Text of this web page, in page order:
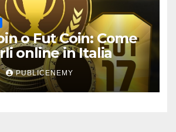
o Fut Coin: Come
online in Italia
PUBLICENEMY